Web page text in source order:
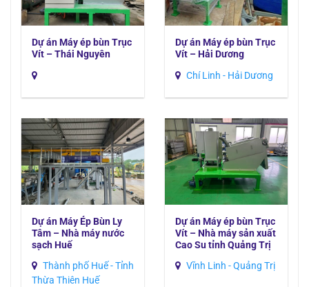
Dự án Máy ép bùn Trục
Vít – Thái Nguyên
Dự án Máy ép bùn Trục
Vít – Hải Dương
Chí Linh - Hải Dương
Dự án Máy Ép Bùn Ly
Tâm – Nhà máy nước
sạch Huế
Thành phố Huế - Tỉnh
Thừa Thiên Huế
Dự án Máy ép bùn Trục
Vít – Nhà máy sản xuất
Cao Su tỉnh Quảng Trị
Vĩnh Linh - Quảng Trị